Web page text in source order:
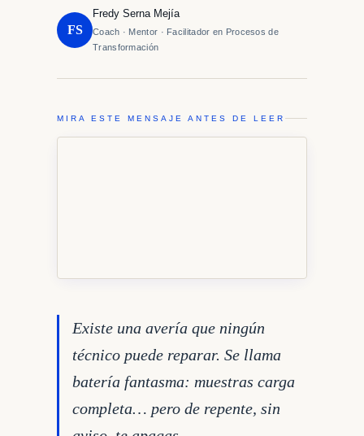
FS
Fredy Serna Mejía
Coach · Mentor · Facilitador en Procesos de
Transformación
MIRA ESTE MENSAJE ANTES DE LEER
Existe una avería que ningún
técnico puede reparar. Se llama
batería fantasma: muestras carga
completa… pero de repente, sin